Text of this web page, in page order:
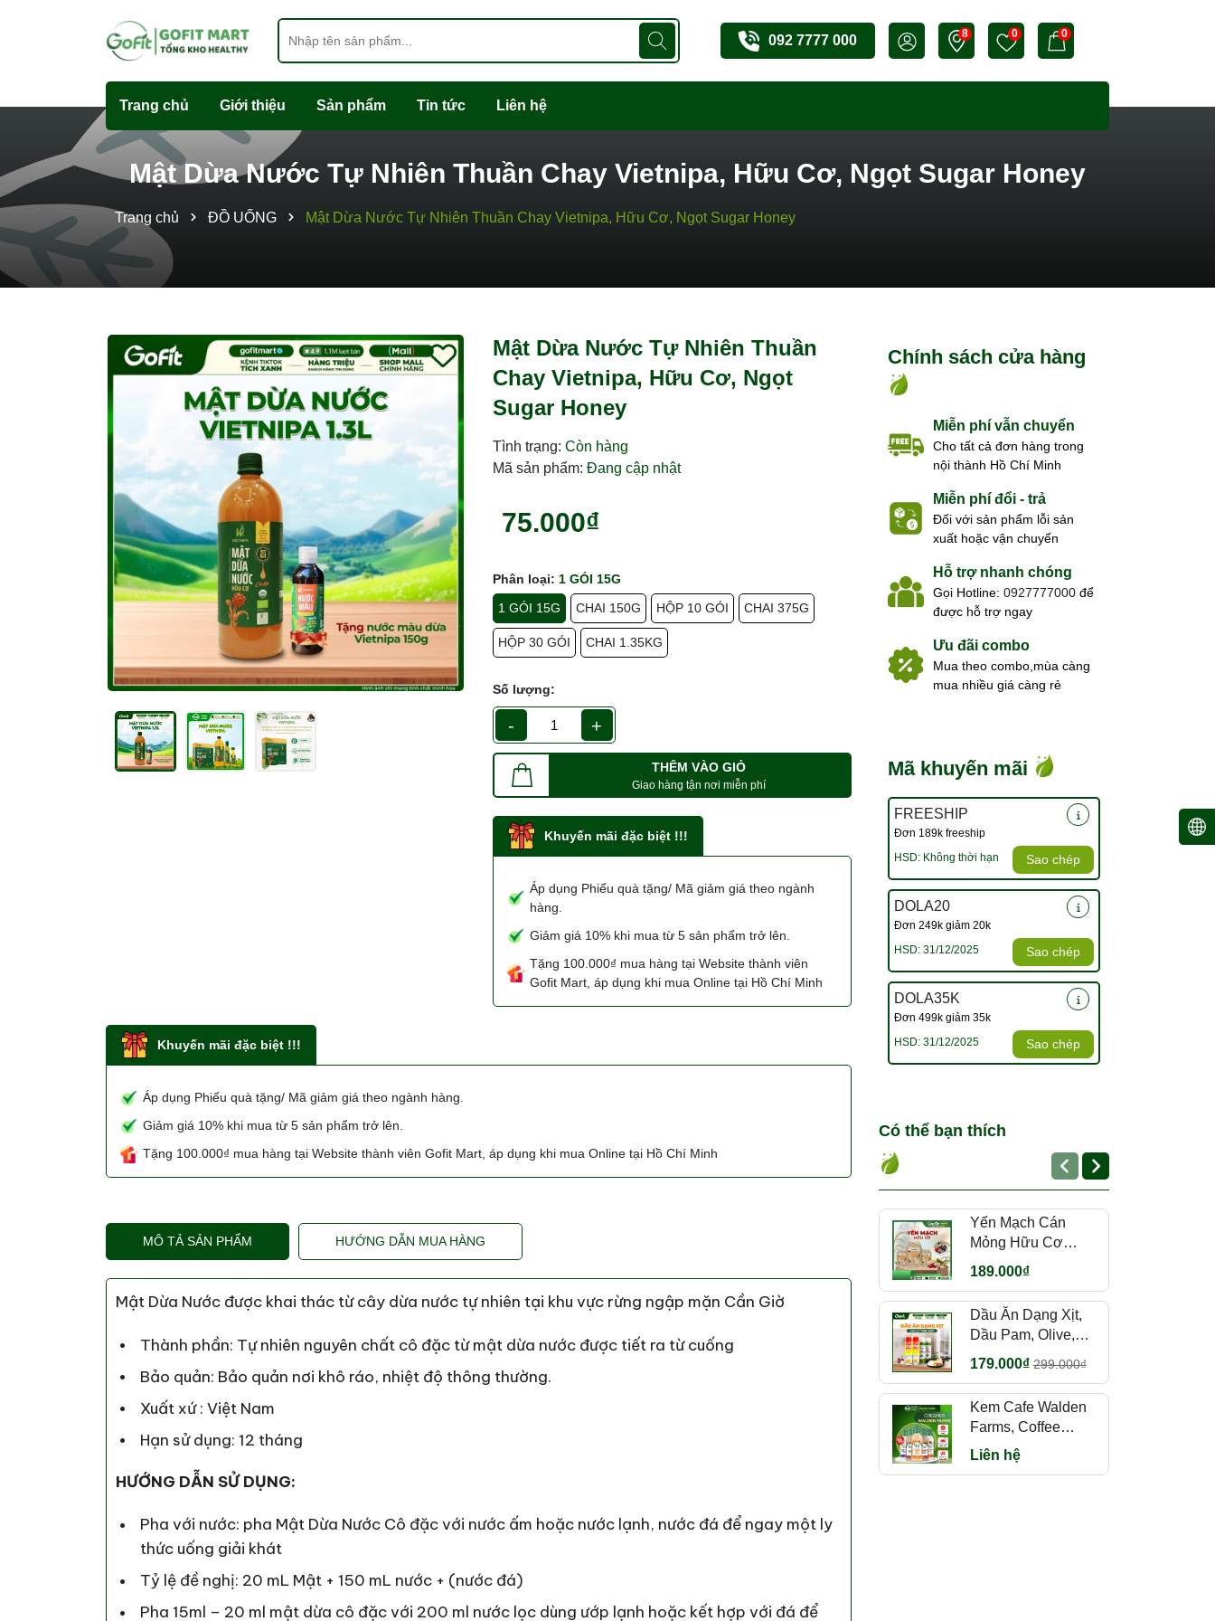
092 7777 000 8 0 0
Trang chủ Giới thiệu Sản phẩm Tin tức Liên hệ
Mật Dừa Nước Tự Nhiên Thuần Chay Vietnipa, Hữu Cơ, Ngọt Sugar Honey
Trang chủ ĐỒ UỐNG Mật Dừa Nước Tự Nhiên Thuần Chay Vietnipa, Hữu Cơ, Ngọt Sugar Honey
Mật Dừa Nước Tự Nhiên Thuần
Chay Vietnipa, Hữu Cơ, Ngọt
Sugar Honey
Tình trạng: Còn hàng
Mã sản phẩm: Đang cập nhật
75.000₫
Phân loại: 1 GÓI 15G
1 GÓI 15G
CHAI 150G HỘP 10 GÓI CHAI 375G
HỘP 30 GÓI CHAI 1.35KG
Số lượng:
- +
THÊM VÀO GIỎ
Giao hàng tận nơi miễn phí
Khuyến mãi đặc biệt !!!
Áp dụng Phiếu quà tặng/ Mã giảm giá theo ngành
hàng.
Giảm giá 10% khi mua từ 5 sản phẩm trở lên.
Tặng 100.000₫ mua hàng tại Website thành viên
Gofit Mart, áp dụng khi mua Online tại Hồ Chí Minh
Khuyến mãi đặc biệt !!!
Áp dụng Phiếu quà tặng/ Mã giảm giá theo ngành hàng.
Giảm giá 10% khi mua từ 5 sản phẩm trở lên.
Tặng 100.000₫ mua hàng tại Website thành viên Gofit Mart, áp dụng khi mua Online tại Hồ Chí Minh
MÔ TẢ SẢN PHẨM HƯỚNG DẪN MUA HÀNG
Mật Dừa Nước được khai thác từ cây dừa nước tự nhiên tại khu vực rừng ngập mặn Cần Giờ
Thành phần: Tự nhiên nguyên chất cô đặc từ mật dừa nước được tiết ra từ cuống
Bảo quản: Bảo quản nơi khô ráo, nhiệt độ thông thường.
Xuất xứ : Việt Nam
Hạn sử dụng: 12 tháng
HƯỚNG DẪN SỬ DỤNG:
Pha với nước: pha Mật Dừa Nước Cô đặc với nước ấm hoặc nước lạnh, nước đá để ngay một ly
thức uống giải khát
Tỷ lệ đề nghị: 20 mL Mật + 150 mL nước + (nước đá)
Pha 15ml – 20 ml mật dừa cô đặc với 200 ml nước lọc dùng ướp lạnh hoặc kết hợp với đá để
Chính sách cửa hàng
Miễn phí vẫn chuyển
Cho tất cả đơn hàng trong
nội thành Hồ Chí Minh
Miễn phí đổi - trả
Đối với sản phẩm lỗi sản
xuất hoặc vận chuyển
Hỗ trợ nhanh chóng
Gọi Hotline: 0927777000 để
được hỗ trợ ngay
Ưu đãi combo
Mua theo combo,mùa càng
mua nhiều giá càng rẻ
Mã khuyến mãi
FREESHIP
Đơn 189k freeship
HSD: Không thời hạn
Sao chép
DOLA20
Đơn 249k giảm 20k
HSD: 31/12/2025
Sao chép
DOLA35K
Đơn 499k giảm 35k
HSD: 31/12/2025
Sao chép
Ngày hết hạn:
Có thể bạn thích
Yến Mạch Cán
Mỏng Hữu Cơ
Markal 500g Pháp
189.000₫
Dầu Ăn Dạng Xịt,
Dầu Pam, Olive,
Gofit Mart
179.000₫ 299.000₫
Kem Cafe Walden
Farms, Coffee
Creamer nhiều vị,
Liên hệ